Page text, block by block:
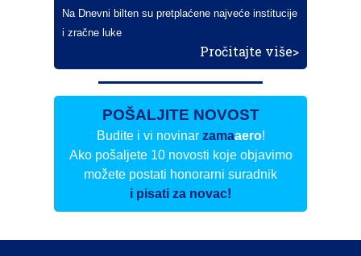
Na Dnevni bilten su pretplaćene najveće institucije
i zračne luke
Pročitajte više>
POŠALJITE NOVOST
Budite i vi novinar zamaaero!
Ako pošaljete 10 novosti koje objavimo
možete postati honorarni suradnik
i pisati za novac!